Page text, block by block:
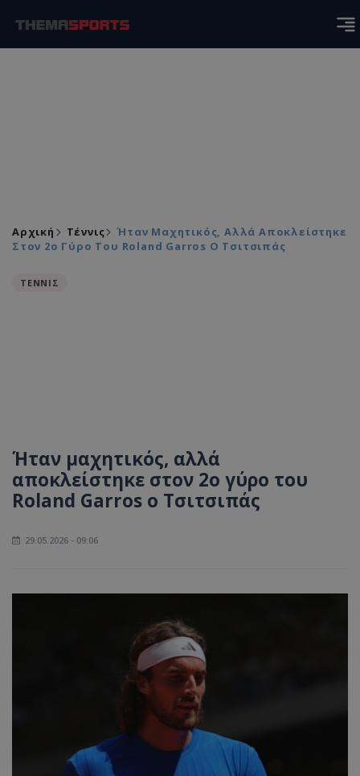
Αρχική Τέννις
Ήταν Μαχητικός, Αλλά Αποκλείστηκε
Στον 2ο Γύρο Του Roland Garros Ο Τσιτσιπάς
ΤΕΝΝΙΣ
Ήταν μαχητικός, αλλά
αποκλείστηκε στον 2ο γύρο του
Roland Garros ο Τσιτσιπάς
29.05.2026 - 09:06